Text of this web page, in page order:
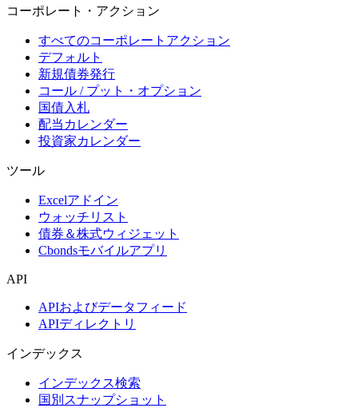
コーポレート・アクション
すべてのコーポレートアクション
デフォルト
新規債券発行
コール / プット・オプション
国債入札
配当カレンダー
投資家カレンダー
ツール
Excelアドイン
ウォッチリスト
債券＆株式ウィジェット
Cbondsモバイルアプリ
API
APIおよびデータフィード
APIディレクトリ
インデックス
インデックス検索
国別スナップショット